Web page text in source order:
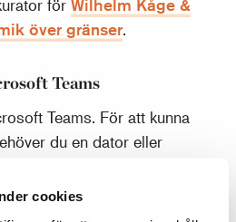
cookies
förWilhelm Kåge &
över gränser.
Teams
Teams. För att kunna
du en dator eller
i din dator kan du ansluta